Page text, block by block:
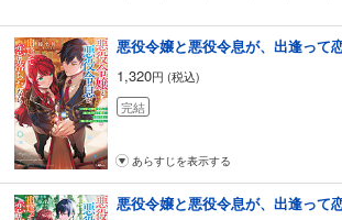
1,320円 (税込)
完結
あらすじを表示する